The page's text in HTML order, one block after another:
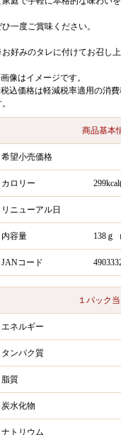
ひ一度ご賞味ください。
好みのタレに付けてお召し
像はイメージです。
込価格は軽減税率適用の消
商品基本
希望小売価格
カロリー
リニューアル日
内容量 138ｇ
JANコード
１パック
エネルギー
タンパク質
脂質
炭水化物
ナトリウム